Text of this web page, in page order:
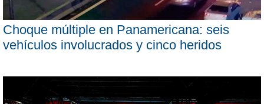
Choque múltiple en Panamericana: seis
vehículos involucrados y cinco heridos